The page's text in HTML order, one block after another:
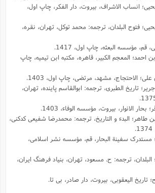
انساب الاشراف، بیروت، دار الفکر، چاپ اول،
فتوح البلدان، ترجمه: محمد توکل، تهران، نقره،
احمد؛ المعجم الکبیر، قاهره، مکتبه ابن تیمیه، چاپ
تاریخ الطبری، ترجمه: ابوالقاسم پاینده، تهران،
البدء و التاریخ، ترجمه: محمد‌رضا شفیعى کدکنى،
مستدرک سفینة البحار، قم، مؤسسه نشر اسلامی،
البلدان، ترجمه: ح. مسعود، تهران، بنیاد فرهنگ ایران،